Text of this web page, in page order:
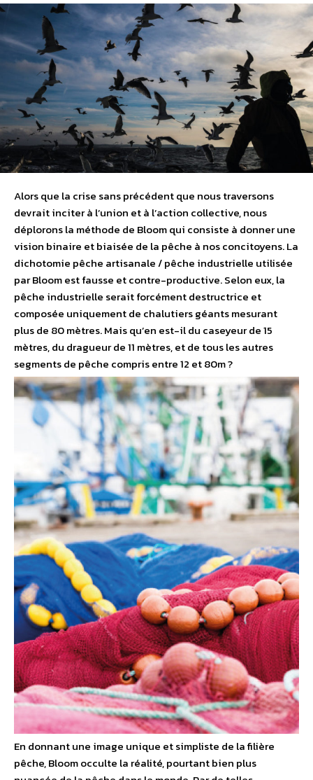
Alors que la crise sans précédent que nous traversons
devrait inciter à l’union et à l’action collective, nous
déplorons la méthode de Bloom qui consiste à donner une
vision binaire et biaisée de la pêche à nos concitoyens. La
dichotomie pêche artisanale / pêche industrielle utilisée
par Bloom est fausse et contre-productive. Selon eux, la
pêche industrielle serait forcément destructrice et
composée uniquement de chalutiers géants mesurant
plus de 80 mètres. Mais qu’en est-il du caseyeur de 15
mètres, du dragueur de 11 mètres, et de tous les autres
segments de pêche compris entre 12 et 80m ?
En donnant une image unique et simpliste de la filière
pêche, Bloom occulte la réalité, pourtant bien plus